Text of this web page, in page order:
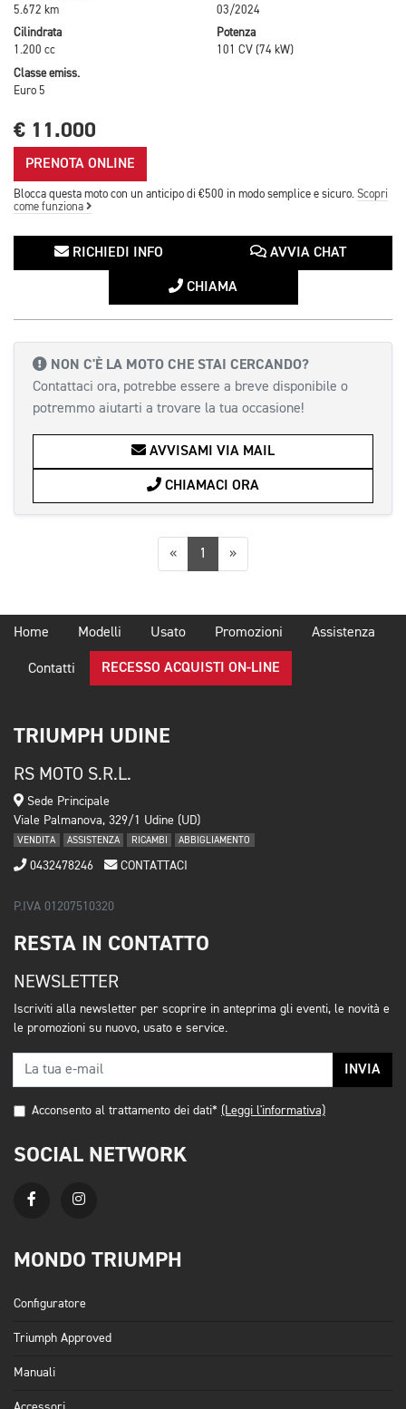
5.672 km
03/2024
Cilindrata
1.200 cc
Potenza
101 CV (74 kW)
Classe emiss.
Euro 5
€ 11.000
PRENOTA ONLINE
Blocca questa moto con un anticipo di €500 in modo semplice e sicuro. Scopri
come funziona
RICHIEDI INFO AVVIA CHAT
CHIAMA
NON C'È LA MOTO CHE STAI CERCANDO?
Contattaci ora, potrebbe essere a breve disponibile o
potremmo aiutarti a trovare la tua occasione!
AVVISAMI VIA MAIL
CHIAMACI ORA
«Precedente
1 »Successiva
Home Modelli Usato Promozioni Assistenza
Contatti RECESSO ACQUISTI ON-LINE
TRIUMPH UDINE
RS MOTO S.R.L.
Sede Principale
Viale Palmanova, 329/1 Udine (UD)
VENDITA ASSISTENZA RICAMBI ABBIGLIAMENTO
0432478246 CONTATTACI
P.IVA 01207510320
RESTA IN CONTATTO
NEWSLETTER
Iscriviti alla newsletter per scoprire in anteprima gli eventi, le novità e
le promozioni su nuovo, usato e service.
INVIA
Acconsento al trattamento dei dati* (Leggi l'informativa)
SOCIAL NETWORK
MONDO TRIUMPH
Configuratore
Triumph Approved
Manuali